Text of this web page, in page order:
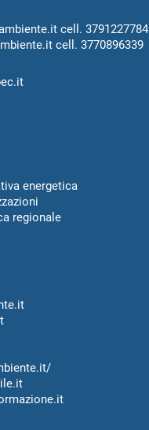
cell. 3791227784
cell. 3770896339
energetica
regionale